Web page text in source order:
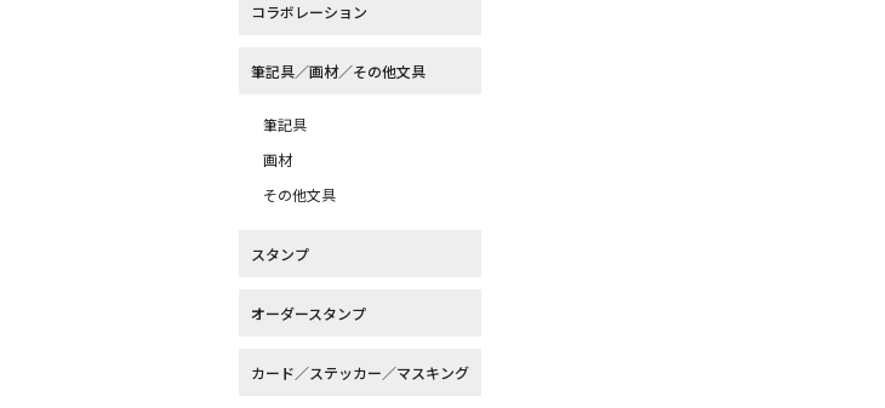
コラボレーション
筆記具／画材／その他文具
筆記具
画材
その他文具
スタンプ
オーダースタンプ
カード／ステッカー／マスキング